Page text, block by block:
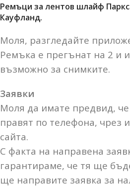
Ремъци за лентов шлайф
Кауфланд.
Моля, разгледайте
Ремъка е прегънат на 2 и
възможно за снимките.
Заявки
Моля да имате предвид, че
правят по телефона, чрез
сайта.
С факта на направена
гарантираме, че тя ще
ще направите заявка за